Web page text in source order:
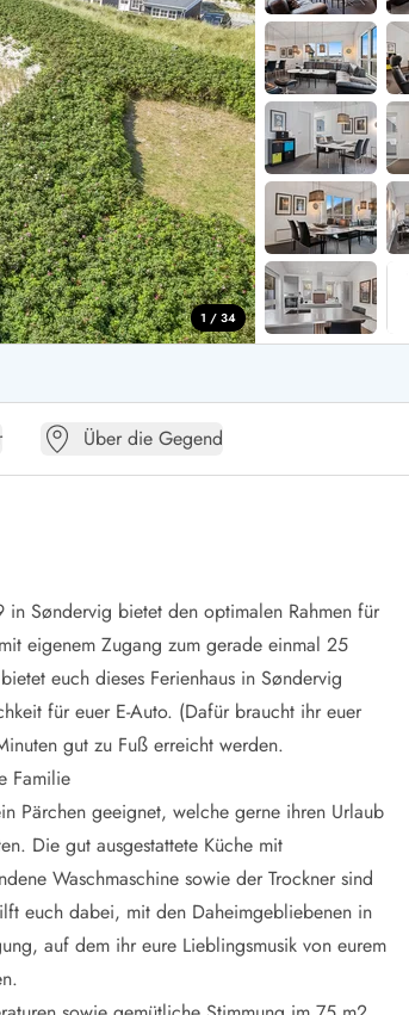
Sondervig
Klit
Ferienhäuser in
Ferienhäuser
Ferienhäuser
Ferienhäuser
Ferienhäuser
Ferienhäuser in
Ferienhäuser
Ferienhäuser
Ferienhäuser
1 / 34
Über die Gegend
in Søndervig bietet den optimalen Rahmen für
eigenem Zugang zum gerade einmal 25
euch dieses Ferienhaus in Søndervig
für euer E-Auto. (Dafür braucht ihr euer
gut zu Fuß erreicht werden.
Familie
Pärchen geeignet, welche gerne ihren Urlaub
Die gut ausgestattete Küche mit
Waschmaschine sowie der Trockner sind
euch dabei, mit den Daheimgebliebenen in
auf dem ihr eure Lieblingsmusik von eurem